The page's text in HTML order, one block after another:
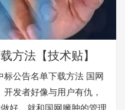
方法【技术贴】
标公告名单下载方法 国网
发者好像与用户有仇，